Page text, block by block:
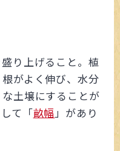
り上げること。植
がよく伸び、水分
土壌にすることが
て「畝幅」があり